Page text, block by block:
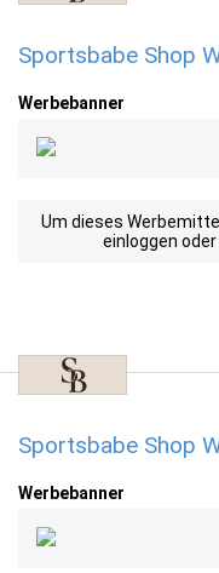
Sportsbabe Shop
Werbebanner
Um dieses
einloggen
Sportsbabe Shop
Werbebanner